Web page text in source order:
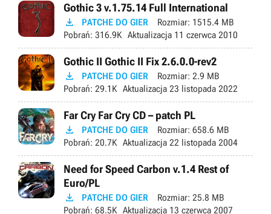
Gothic 3 v.1.75.14 Full International
 PATCHE DO GIER Rozmiar: 1515.4 MB
Pobrań: 316.9K Aktualizacja 11 czerwca 2010
Gothic II Gothic II Fix 2.6.0.0-rev2
 PATCHE DO GIER Rozmiar: 2.9 MB
Pobrań: 29.1K Aktualizacja 23 listopada 2022
Far Cry Far Cry CD – patch PL
 PATCHE DO GIER Rozmiar: 658.6 MB
Pobrań: 20.7K Aktualizacja 22 listopada 2004
Need for Speed Carbon v.1.4 Rest of
Euro/PL
 PATCHE DO GIER Rozmiar: 25.8 MB
Pobrań: 68.5K Aktualizacja 13 czerwca 2007